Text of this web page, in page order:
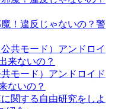
！違反じゃないの？警
モード）アンドロイド
ないの？